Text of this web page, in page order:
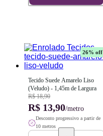
26% off
Tecido Suede Amarelo Liso
(Veludo) - 1,45m de Largura
R$ 18,90
R$ 13,90/metro
Desconto progressivo a partir de
10 metros